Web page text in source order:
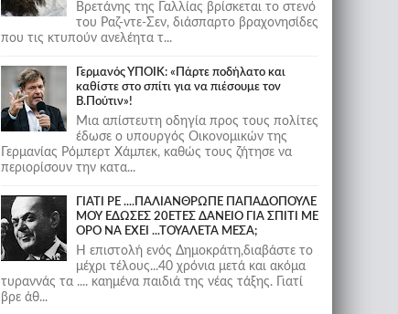
Βρετάνης της Γαλλίας βρίσκεται το στενό
του Ραζ-ντε-Σεν, διάσπαρτο βραχονησίδες
που τις κτυπούν ανελέητα τ...
Γερμανός ΥΠΟΙΚ: «Πάρτε ποδήλατο και
καθίστε στο σπίτι για να πιέσουμε τον
Β.Πούτιν»!
Μια απίστευτη οδηγία προς τους πολίτες
έδωσε ο υπουργός Οικονομικών της
Γερμανίας Ρόμπερτ Χάμπεκ, καθώς τους ζήτησε να
περιορίσουν την κατα...
ΓΙΑΤΙ ΡΕ ....ΠΑΛΙΑΝΘΡΩΠΕ ΠΑΠΑΔΟΠΟΥΛΕ
ΜΟΥ ΕΔΩΣΕΣ 20ΕΤΕΣ ΔΑΝΕΙΟ ΓΙΑ ΣΠΙΤΙ ΜΕ
ΟΡΟ ΝΑ ΕΧΕΙ ...ΤΟΥΑΛΕΤΑ ΜΕΣΑ;
Η επιστολή ενός Δημοκράτη,διαβάστε το
μέχρι τέλους...40 χρόνια μετά και ακόμα
τυραννάς τα .... καημένα παιδιά της νέας τάξης. Γιατί
βρε άθ...